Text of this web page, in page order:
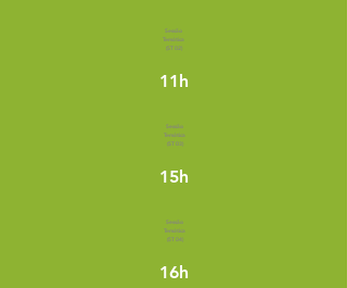
Sessão
Temática
(ST 02)
11h
Sessão
Temática
(ST 03)
15h
Sessão
Temática
(ST 04)
16h